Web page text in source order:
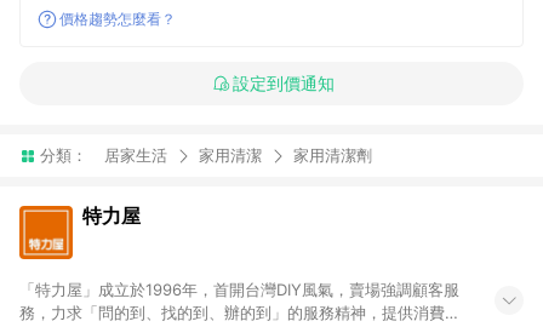
價格趨勢怎麼看？
設定到價通知
分類： 居家生活 家用清潔 家用清潔劑
特力屋
「特力屋」成立於1996年，首開台灣DIY風氣，賣場強調顧客服
務，力求「問的到、找的到、辦的到」的服務精神，提供消費者